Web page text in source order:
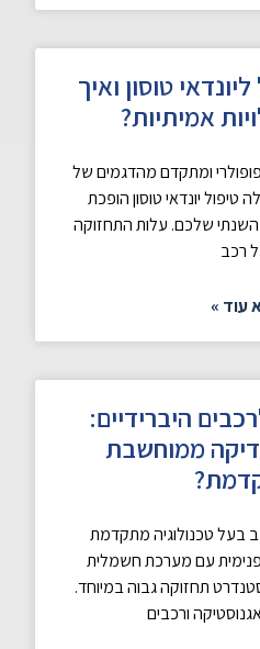
טוסון ואיך
אמיתיות?
ומתקדם מהדגמים של
טיפול יונדאי טוסון הופכת
השנתי שלכם. עלות התחזוקה
רכב
עוד »
היברידיים:
ממוחשבת
בעל טכנולוגיה מתקדמת
עם מערכת חשמלית
תחזוקה גבוה במיוחד.
ורכבים